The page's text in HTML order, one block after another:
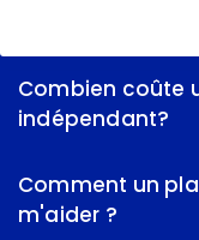
Combien coûte
indépendant?
Comment un
m'aider ?